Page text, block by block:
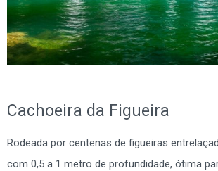
Cachoeira da Figueira
Rodeada por centenas de figueiras
com 0,5 a 1 metro de profundidade, ótima